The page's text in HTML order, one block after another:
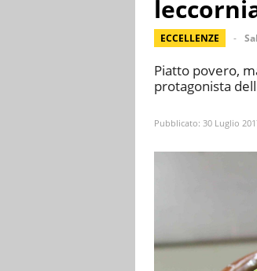
ECCELLENZE
Piatto povero,
protagonista
Pubblicato: 30 Luglio